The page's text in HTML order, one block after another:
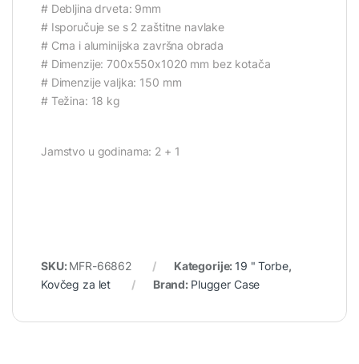
# Debljina drveta: 9mm
# Isporučuje se s 2 zaštitne navlake
# Crna i aluminijska završna obrada
# Dimenzije: 700x550x1020 mm bez kotača
# Dimenzije valjka: 150 mm
# Težina: 18 kg
Jamstvo u godinama: 2 + 1
SKU:MFR-66862 Kategorije: 19 " Torbe,
Kovčeg za let
Brand: Plugger Case